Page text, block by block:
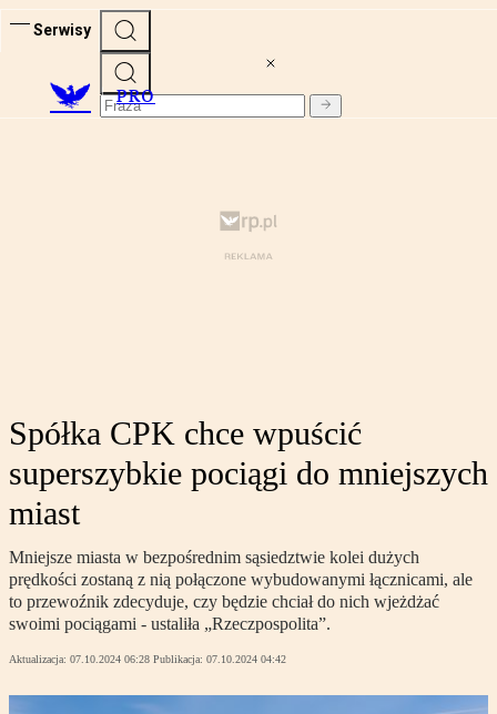
Serwisy
PRO
Spółka CPK chce wpuścić
superszybkie pociągi do mniejszych
miast
Mniejsze miasta w bezpośrednim sąsiedztwie kolei dużych
prędkości zostaną z nią połączone wybudowanymi łącznicami, ale
to przewoźnik zdecyduje, czy będzie chciał do nich wjeżdżać
swoimi pociągami - ustaliła „Rzeczpospolita”.
Aktualizacja: 07.10.2024 06:28 Publikacja: 07.10.2024 04:42